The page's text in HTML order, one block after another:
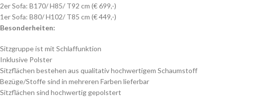
2er Sofa: B170/ H85/ T92 cm (€ 699,-)
1er Sofa: B80/ H102/ T85 cm (€ 449,-)
Besonderheiten:
Sitzgruppe ist mit Schlaffunktion
Inklusive Polster
Sitzflächen bestehen aus qualitativ hochwertigem Schaumstoff
Bezüge/Stoffe sind in mehreren Farben lieferbar
Sitzflächen sind hochwertig gepolstert